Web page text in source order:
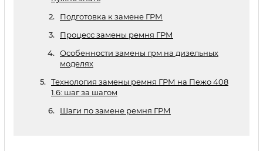
Подготовка к замене ГРМ
Процесс замены ремня ГРМ
Особенности замены грм на дизельных
моделях
Технология замены ремня ГРМ на Пежо 408
1.6: шаг за шагом
Шаги по замене ремня ГРМ